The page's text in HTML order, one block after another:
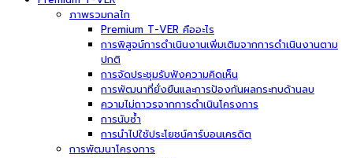
ภาพรวมกลไก
Premium T-VER คืออะไร
การพิสูจน์การดำเนินงานเพิ่มเติมจากการดำเนินงานตาม
ปกติ
การจัดประชุมรับฟังความคิดเห็น
การพัฒนาที่ยั่งยืนและการป้องกันผลกระทบด้านลบ
ความไม่ถาวรจากการดำเนินโครงการ
การนับซ้ำ
การนำไปใช้ประโยชน์คาร์บอนเครดิต
การพัฒนาโครงการ